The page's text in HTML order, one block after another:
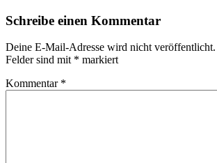
Schreibe einen Kommentar
Deine E-Mail-Adresse wird nicht veröffentlicht.
Felder sind mit * markiert
Kommentar *